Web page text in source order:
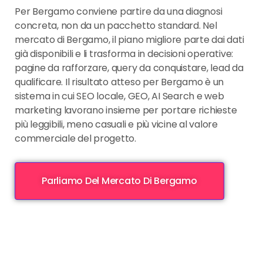
Per Bergamo conviene partire da una diagnosi
concreta, non da un pacchetto standard. Nel
mercato di Bergamo, il piano migliore parte dai dati
già disponibili e li trasforma in decisioni operative:
pagine da rafforzare, query da conquistare, lead da
qualificare. Il risultato atteso per Bergamo è un
sistema in cui SEO locale, GEO, AI Search e web
marketing lavorano insieme per portare richieste
più leggibili, meno casuali e più vicine al valore
commerciale del progetto.
Parliamo Del Mercato Di Bergamo